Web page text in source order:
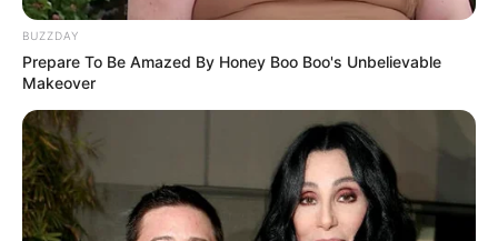
Langka Banget! 10 Pose Lucu
Katak yang Bikin Ketawa
Gemes
BUZZDAY
Prepare To Be Amazed By Honey Boo Boo's Unbelievable
Makeover